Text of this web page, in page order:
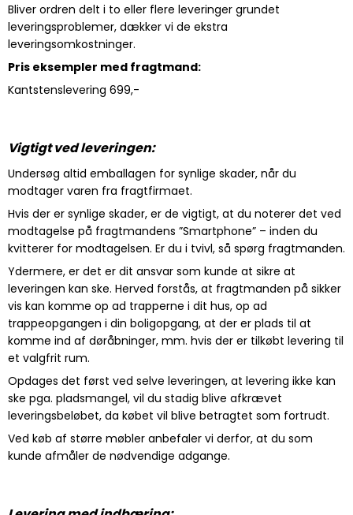
Bliver ordren delt i to eller flere leveringer grundet
leveringsproblemer, dækker vi de ekstra
leveringsomkostninger.
Pris eksempler med fragtmand:
Kantstenslevering 699,-
Vigtigt ved leveringen:
Undersøg altid emballagen for synlige skader, når du
modtager varen fra fragtfirmaet.
Hvis der er synlige skader, er de vigtigt, at du noterer det ved
modtagelse på fragtmandens ”Smartphone” – inden du
kvitterer for modtagelsen. Er du i tvivl, så spørg fragtmanden.
Ydermere, er det er dit ansvar som kunde at sikre at
leveringen kan ske. Herved forstås, at fragtmanden på sikker
vis kan komme op ad trapperne i dit hus, op ad
trappeopgangen i din boligopgang, at der er plads til at
komme ind af døråbninger, mm. hvis der er tilkøbt levering til
et valgfrit rum.
Opdages det først ved selve leveringen, at levering ikke kan
ske pga. pladsmangel, vil du stadig blive afkrævet
leveringsbeløbet, da købet vil blive betragtet som fortrudt.
Ved køb af større møbler anbefaler vi derfor, at du som
kunde afmåler de nødvendige adgange.